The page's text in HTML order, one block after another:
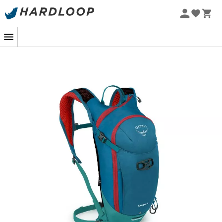
Zomeraanbiedingen 🔥 -5% EXTRA vanaf 2 producten* met